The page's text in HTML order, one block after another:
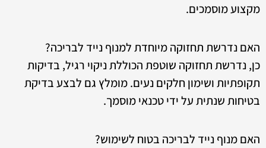
מקצוע מוסמכים.
האם נדרשת תחזוקה מיוחדת למנוף נייד לבריכה?
כן, נדרשת תחזוקה שוטפת הכוללת ניקוי רגיל, בדיקות
תקופתיות ושימון חלקים נעים. מומלץ גם לבצע בדיקת
בטיחות שנתית על ידי טכנאי מוסמך.
האם מנוף נייד לבריכה בטוח לשימוש?